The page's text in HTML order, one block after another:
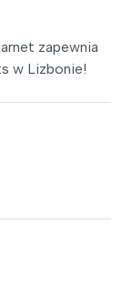
zapewnia
w Lizbonie!